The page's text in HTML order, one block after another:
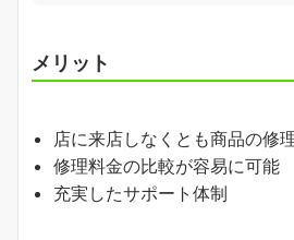
メリット
店に来店しなくとも商品の修
修理料金の比較が容易に可能
充実したサポート体制